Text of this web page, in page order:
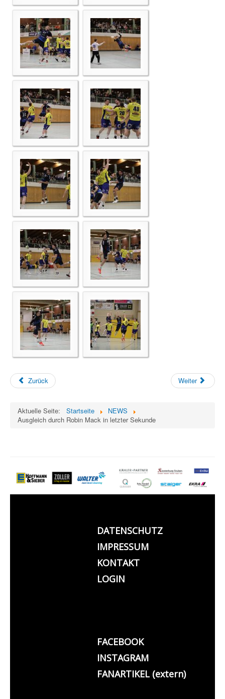
Zurück Weiter
Aktuelle Seite: Startseite
NEWS
Ausgleich durch Robin Mack in letzter Sekunde
DATENSCHUTZ
IMPRESSUM
KONTAKT
LOGIN
FACEBOOK
INSTAGRAM
FANARTIKEL (extern)